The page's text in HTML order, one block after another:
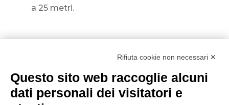
a 25 metri.
Rifiuta cookie non necessari ✕
Questo sito web raccoglie alcuni
dati personali dei visitatori e